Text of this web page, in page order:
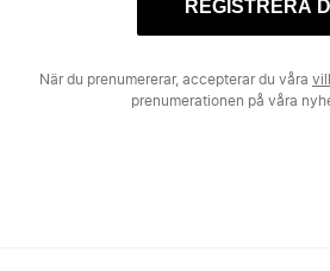
REGISTRERA
När du prenumererar, accepterar du våra
prenumerationen på våra